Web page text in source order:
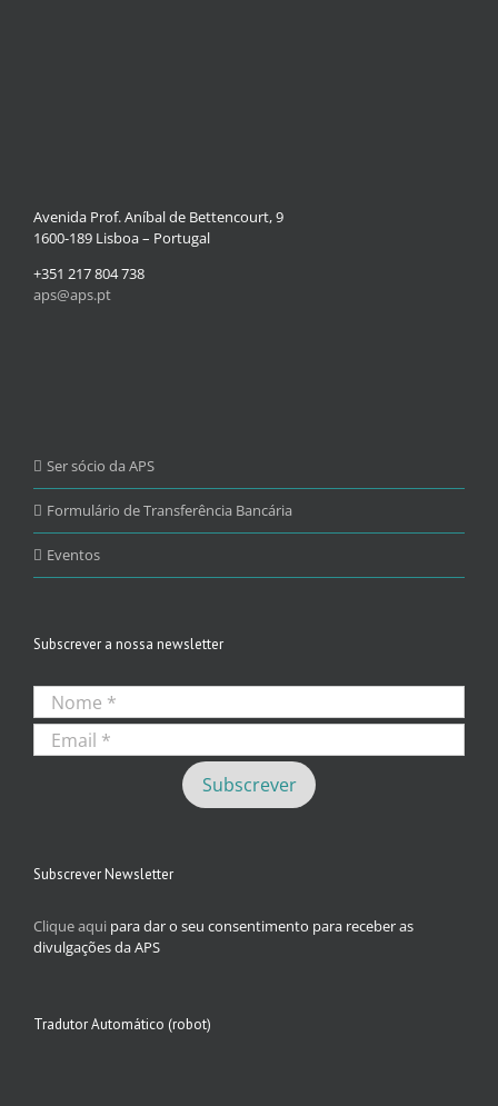
Avenida Prof. Aníbal de Bettencourt, 9
1600-189 Lisboa – Portugal
+351 217 804 738
aps@aps.pt
Ser sócio da APS
Formulário de Transferência Bancária
Eventos
Subscrever a nossa newsletter
Subscrever Newsletter
Clique aqui para dar o seu consentimento para receber as
divulgações da APS
Tradutor Automático (robot)